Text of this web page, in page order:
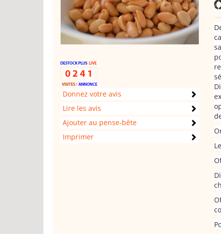
Donnez votre avis
Lire les avis
Ajouter au pense-bête
Imprimer